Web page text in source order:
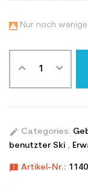
 Nur noch
edit Categories:
benutzter Ski ,
announcement Artikel-Nr.: